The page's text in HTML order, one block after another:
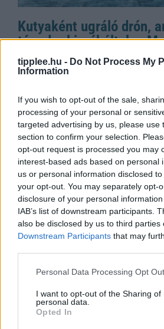
tipplee.hu - Do Not Process My
Information
If you wish to opt-out of the sale,
processing of your personal or
targeted advertising by us, please use
section to confirm your selection.
opt-out request is processed you may
interest-based ads based on personal
us or personal information disclosed
your opt-out. You may separately opt-
disclosure of your personal
IAB’s list of downstream participants.
also be disclosed by us to third parties
Downstream Participants that may
Personal Data Processing Opt
I want to opt-out of the Sharing of
personal data.
Opted In
Kutyaként ugráló drón,
téged – kipróbáltuk a
Sean Hollister, a The Verge vezető
kipróbálta a Beni nevű kétlábú
körülbelül 600
Rooby
augusztus 7, 2026
Barátság és Pénz? Így
Együtt Étkezési
A barátok minden étkezést